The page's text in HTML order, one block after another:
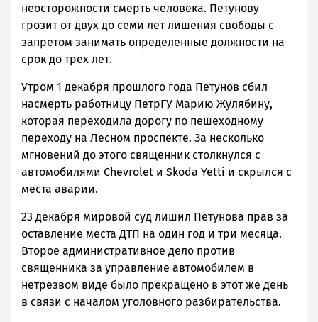
неосторожности смерть человека. Петунову
грозит от двух до семи лет лишения свободы с
запретом занимать определенные должности на
срок до трех лет.
Утром 1 декабря прошлого года Петунов сбил
насмерть работницу ПетрГУ Марию Жулябину,
которая переходила дорогу по пешеходному
переходу на Лесном проспекте. За несколько
мгновений до этого священник столкнулся с
автомобилями Chevrolet и Skoda Yetti и скрылся с
места аварии.
23 декабря мировой суд лишил Петунова прав за
оставление места ДТП на один год и три месяца.
Второе административное дело против
священника за управление автомобилем в
нетрезвом виде было прекращено в этот же день
в связи с началом уголовного разбирательства.